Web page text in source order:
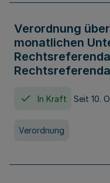
Verordnung
monatlichen
In Kraft Seit 10.
Verordnung